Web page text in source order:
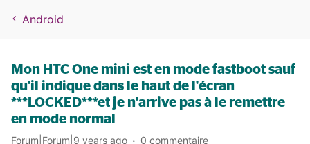
Android
Mon HTC One mini est en mode fastboot sauf
qu'il indique dans le haut de l'écran
***LOCKED***et je n'arrive pas à le remettre
en mode normal
Forum|Forum|9 years ago 0 commentaire